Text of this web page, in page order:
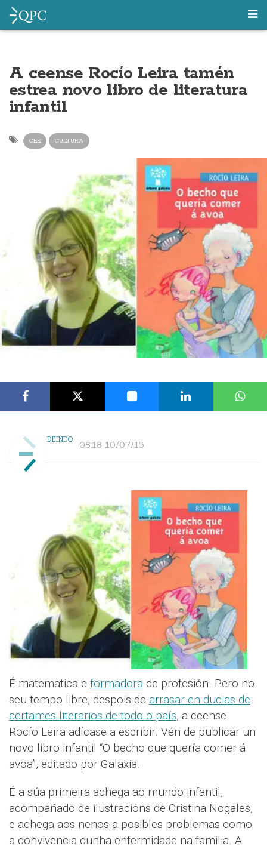
A ceense Rocío Leira tamén
estrea novo libro de literatura
infantil
CEE CULTURA
DEINDO 08:18 10/07/15
É matematica e formadora de profesión. Pero no
seu tempo libre, despois de arrasar en ducias de
certames literarios de todo o país, a ceense
Rocío Leira adícase a escribir. Vén de publicar un
novo libro infantil “O becho que quería comer á
avoa”, editado por Galaxia.
É a súa primeira achega ao mundo infantil,
acompañado de ilustracións de Cristina Nogales,
e achega aos nenos a posibles problemas como
a convivencia cunha enfermidade na familia. A